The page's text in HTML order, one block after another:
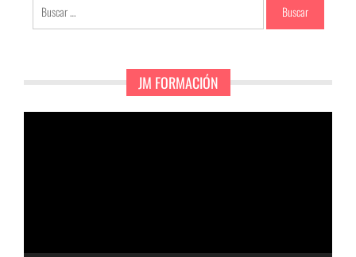
Buscar:
JM FORMACIÓN